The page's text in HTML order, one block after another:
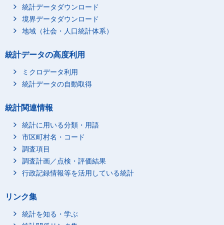
統計データダウンロード
境界データダウンロード
地域（社会・人口統計体系）
統計データの高度利用
ミクロデータ利用
統計データの自動取得
統計関連情報
統計に用いる分類・用語
市区町村名・コード
調査項目
調査計画／点検・評価結果
行政記録情報等を活用している統計
リンク集
統計を知る・学ぶ